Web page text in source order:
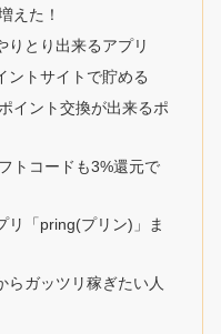
えた！
りとり出来るアプリ
ントサイトで貯める
イント交換が出来るポ
トコードも3%還元で
リ「pring(プリン)」ま
らガッツリ稼ぎたい人